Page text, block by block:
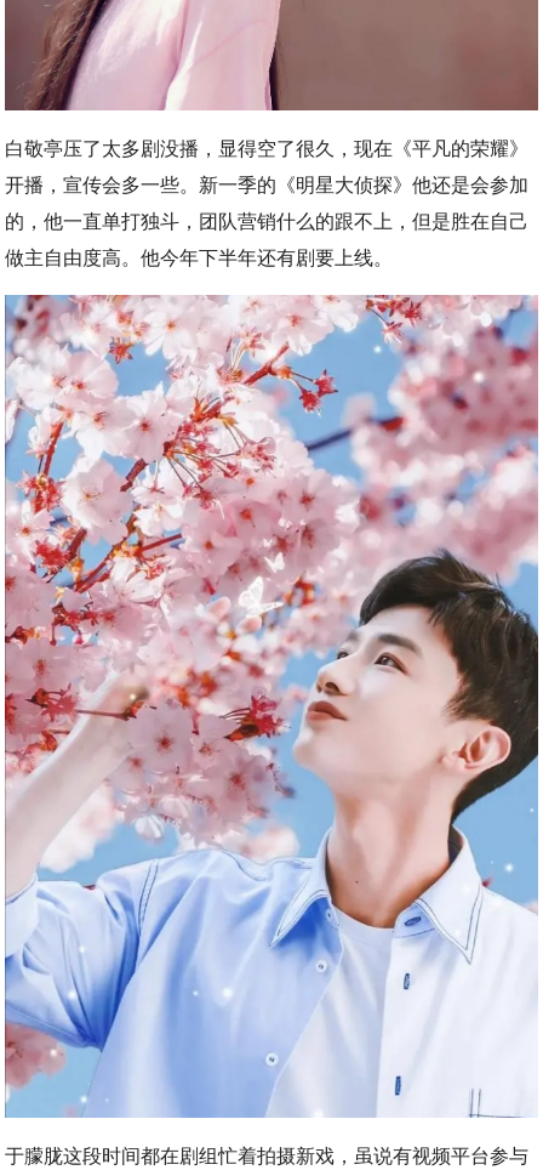
白敬亭压了太多剧没播，显得空了很久，现在《平凡的荣耀》
开播，宣传会多一些。新一季的《明星大侦探》他还是会参加
的，他一直单打独斗，团队营销什么的跟不上，但是胜在自己
做主自由度高。他今年下半年还有剧要上线。
于朦胧这段时间都在剧组忙着拍摄新戏，虽说有视频平台参与